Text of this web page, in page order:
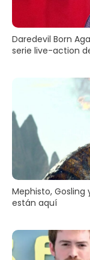
Daredevil Born
serie live-action
Mephisto, Gosling
están aquí